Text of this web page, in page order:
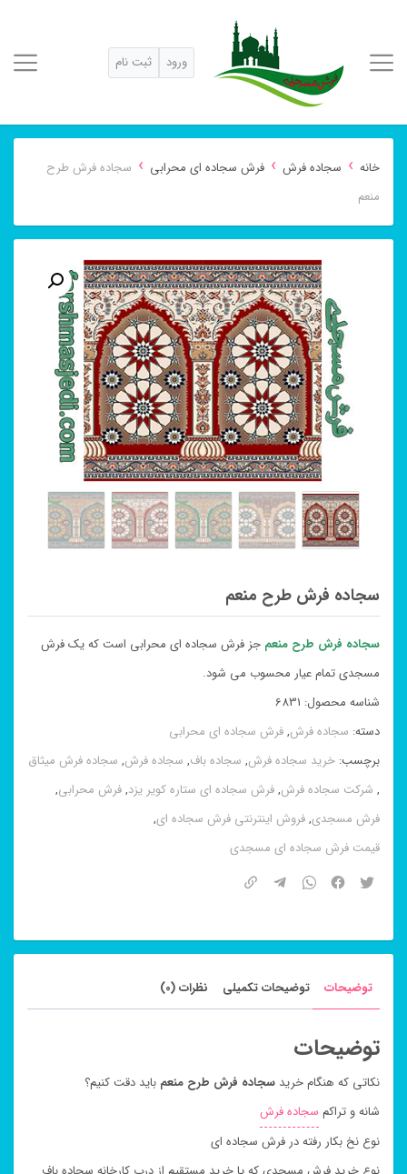
ورود ثبت نام
خانه › سجاده فرش › فرش سجاده ای محرابی › سجاده فرش طرح
منعم
سجاده فرش طرح منعم
سجاده فرش طرح منعم جز فرش سجاده ای محرابی است که یک فرش
مسجدی تمام عیار محسوب می شود.
شناسه محصول: 6831
دسته: سجاده فرش,فرش سجاده ای محرابی
برچسب: خرید سجاده فرش, سجاده باف, سجاده فرش, سجاده فرش میثاق
, شرکت سجاده فرش,فرش سجاده ای ستاره کویر یزد,فرش محرابی,
فرش مسجدی,فروش اینترنتی فرش سجاده ای,
قیمت فرش سجاده ای مسجدی
توضیحات توضیحات تکمیلی نظرات (0)
توضیحات
نکاتی که هنگام خرید سجاده فرش طرح منعم باید دقت کنیم؟
شانه و تراکم سجاده فرش
نوع نخ بکار رفته در فرش سجاده ای